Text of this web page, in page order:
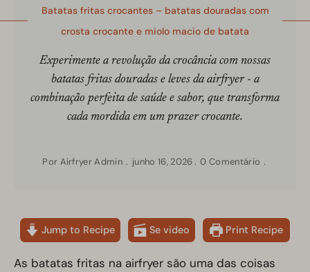
Batatas fritas crocantes – batatas douradas com
crosta crocante e miolo macio de batata
Experimente a revolução da crocância com nossas
batatas fritas douradas e leves da airfryer - a
combinação perfeita de saúde e sabor, que transforma
cada mordida em um prazer crocante.
Por Airfryer Admin junho 16, 2026 0 Comentário
Jump to Recipe Se video Print Recipe
As batatas fritas na airfryer são uma das coisas